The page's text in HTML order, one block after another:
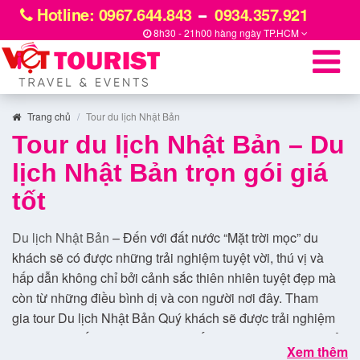
Hotline: 0967.644.843 0934.357.921
8h30 - 21h00 hàng ngàyTP.HCM
Trang chủ Tour du lịch Nhật Bản
Tour du lịch Nhật Bản – Du
lịch Nhật Bản trọn gói giá
tốt
Du lịch Nhật Bản – Đến với đất nước “Mặt trời mọc” du
khách sẽ có được những trải nghiệm tuyệt vời, thú vị và
hấp dẫn không chỉ bởi cảnh sắc thiên nhiên tuyệt đẹp mà
còn từ những điều bình dị và con người nơi đây. Tham
gia tour Du lịch Nhật Bản Quý khách sẽ được trải nghiệm
trượt trên tuyết vào mùa đông, ngắm nhìn hoa Anh Đào nở
Xem thêm